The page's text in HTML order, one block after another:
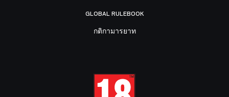
GLOBAL RULEBOOK
กติกามารยาท